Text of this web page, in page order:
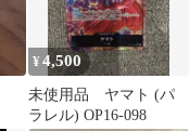
¥4,500
未使用品 ヤマト (パ
ラレル) OP16-098